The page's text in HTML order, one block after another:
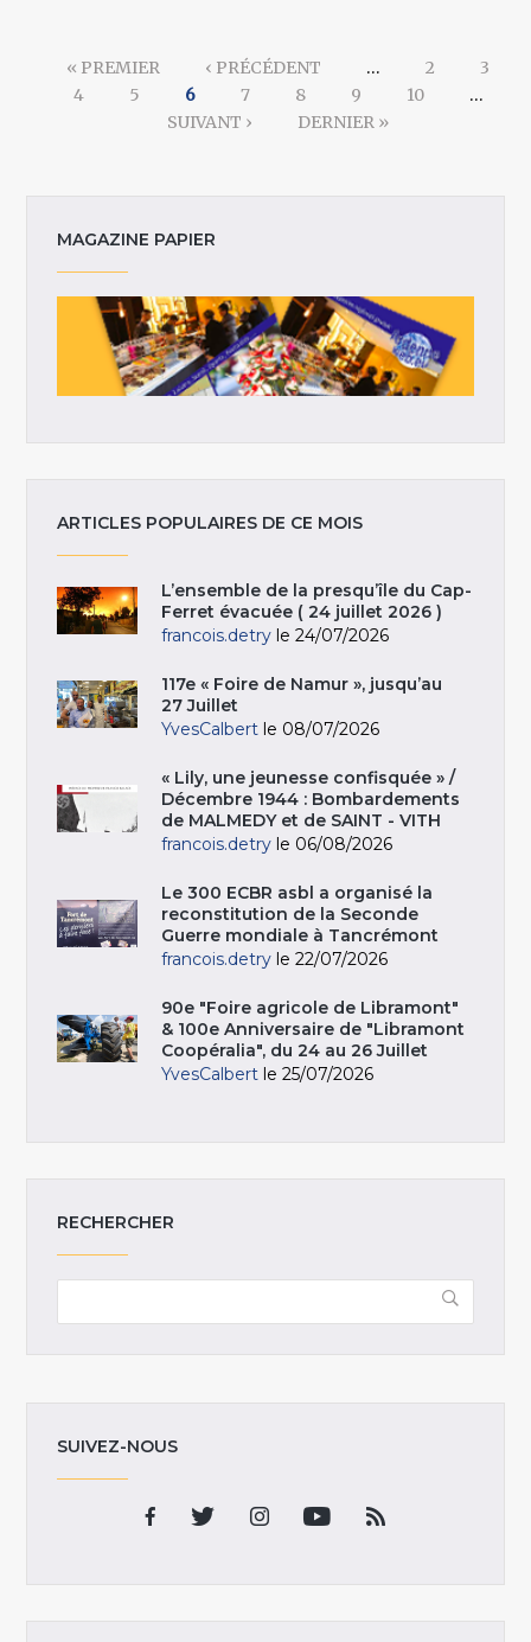
« PREMIER ‹ PRÉCÉDENT … 2
3
4
5 6 7 8 9 10
…
SUIVANT ›
DERNIER »
MAGAZINE PAPIER
ARTICLES POPULAIRES DE CE MOIS
L’ensemble de la presqu’île du Cap-
Ferret évacuée ( 24 juillet 2026 )
francois.detry le 24/07/2026
117e « Foire de Namur », jusqu’au
27 Juillet
YvesCalbert le 08/07/2026
« Lily, une jeunesse confisquée » /
Décembre 1944 : Bombardements
de MALMEDY et de SAINT - VITH
francois.detry le 06/08/2026
Le 300 ECBR asbl a organisé la
reconstitution de la Seconde
Guerre mondiale à Tancrémont
francois.detry le 22/07/2026
90e "Foire agricole de Libramont"
& 100e Anniversaire de "Libramont
Coopéralia", du 24 au 26 Juillet
YvesCalbert le 25/07/2026
RECHERCHER
SUIVEZ-NOUS